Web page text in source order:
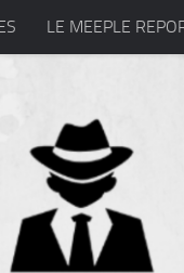
LE MEEPLE